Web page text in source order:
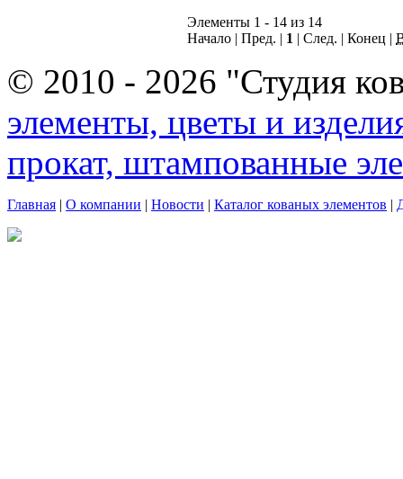
Элементы 1 - 14 из 14
Начало | Пред. | 1 | След. | Конец |
© 2010 - 2026 "Студия
элементы, цветы и
прокат, штампованные
Главная | О компании | Новости | Каталог кованых элементов |